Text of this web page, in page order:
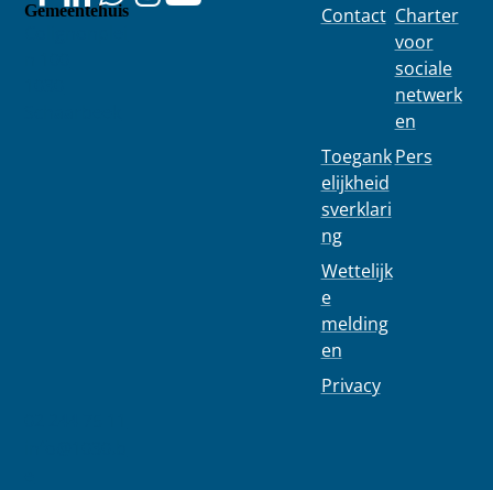
Gemeentehuis Contact
Toegank
elijkheid
sverklari
ng
Wettelijk
e
melding
en
Privacy
Charter
voor
sociale
netwerk
en
Pers